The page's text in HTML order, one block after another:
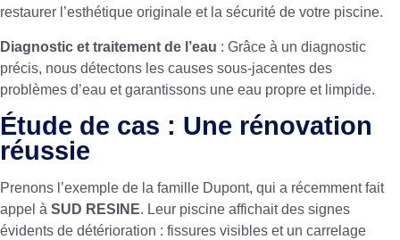
restaurer l’esthétique originale et la sécurité de votre piscine.
Diagnostic et traitement de l’eau : Grâce à un diagnostic
précis, nous détectons les causes sous-jacentes des
problèmes d’eau et garantissons une eau propre et limpide.
Étude de cas : Une rénovation
réussie
Prenons l’exemple de la famille Dupont, qui a récemment fait
appel à SUD RESINE. Leur piscine affichait des signes
évidents de détérioration : fissures visibles et un carrelage